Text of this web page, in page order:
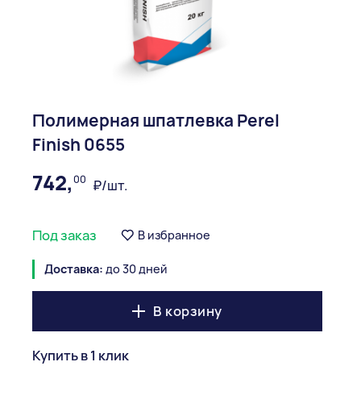
Полимерная шпатлевка Perel
Finish 0655
742,00 ₽/шт.
Под заказ В избранное
Доставка: до 30 дней
В корзину
Купить в 1 клик